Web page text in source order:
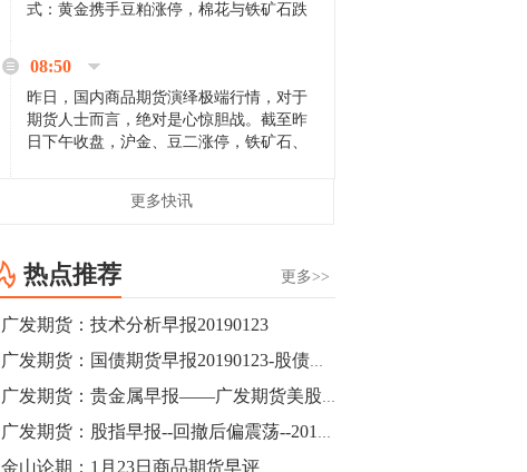
式：黄金携手豆粕涨停，棉花与铁矿石跌
场来看，汇率波动...
08:50
昨日，国内商品期货演绎极端行情，对于
期货人士而言，绝对是心惊胆战。截至昨
日下午收盘，沪金、豆二涨停，铁矿石、
[imgnobrwh] src=...
跌幅达6%，报689.5元/吨，刷新近两个月
低位。
14:20
更多快讯
更多>>
热点推荐
广发期货：技术分析早报20190123
广发期货：国债期货早报20190123-股债跷跷板效应再现，期债止跌回升
广发期货：贵金属早报——广发期货美股转跌，金价回暖
广发期货：股指早报--回撤后偏震荡--20190123
金山论期：1月23日商品期货早评